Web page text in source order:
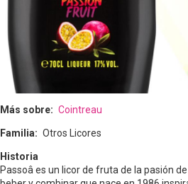
Más sobre Cointreau
Familia Otros Licores
Historia
Passoâ es un licor de fruta de la pasión